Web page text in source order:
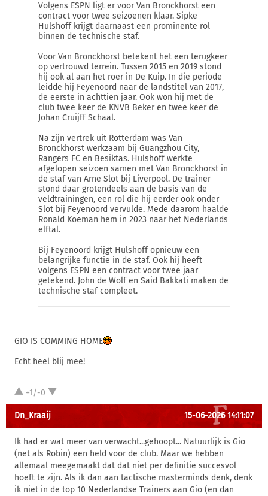
Volgens ESPN ligt er voor Van Bronckhorst een
contract voor twee seizoenen klaar. Sipke
Hulshoff krijgt daarnaast een prominente rol
binnen de technische staf.
Voor Van Bronckhorst betekent het een terugkeer
op vertrouwd terrein. Tussen 2015 en 2019 stond
hij ook al aan het roer in De Kuip. In die periode
leidde hij Feyenoord naar de landstitel van 2017,
de eerste in achttien jaar. Ook won hij met de
club twee keer de KNVB Beker en twee keer de
Johan Cruijff Schaal.
Na zijn vertrek uit Rotterdam was Van
Bronckhorst werkzaam bij Guangzhou City,
Rangers FC en Besiktas. Hulshoff werkte
afgelopen seizoen samen met Van Bronckhorst in
de staf van Arne Slot bij Liverpool. De trainer
stond daar grotendeels aan de basis van de
veldtrainingen, een rol die hij eerder ook onder
Slot bij Feyenoord vervulde. Mede daarom haalde
Ronald Koeman hem in 2023 naar het Nederlands
elftal.
Bij Feyenoord krijgt Hulshoff opnieuw een
belangrijke functie in de staf. Ook hij heeft
volgens ESPN een contract voor twee jaar
getekend. John de Wolf en Said Bakkati maken de
technische staf compleet.
GIO IS COMMING HOME
Echt heel blij mee!
+1/-0
Dn_Kraaij 15-06-2026 14:11:07
Ik had er wat meer van verwacht...gehoopt... Natuurlijk is Gio
(net als Robin) een held voor de club. Maar we hebben
allemaal meegemaakt dat dat niet per definitie succesvol
hoeft te zijn. Als ik dan aan tactische masterminds denk, denk
ik niet in de top 10 Nederlandse Trainers aan Gio (en dan